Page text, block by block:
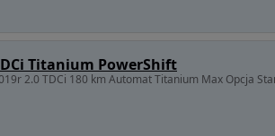
Titanium PowerShift